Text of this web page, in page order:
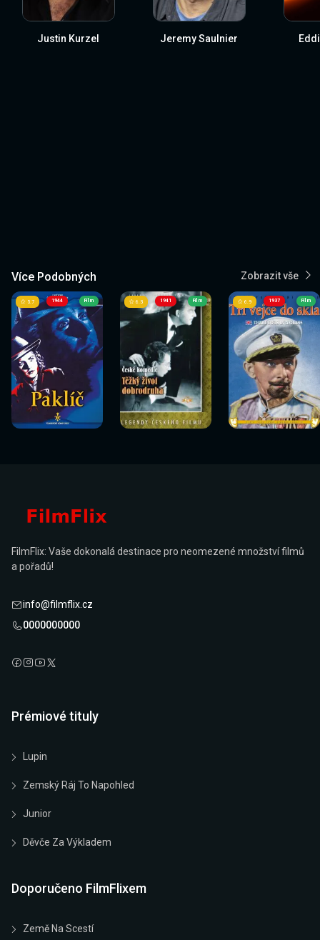
Justin Kurzel Jeremy Saulnier
Více Podobných Zobrazit vše
1944
Sledovat
nyní
5.7 Film
Sledovat
nyní
1941
Sledovat
nyní
6.3 Film
Sledovat
nyní
1937
Sledovat
nyní
6.9 Film
Sledovat
nyní
FilmFlix: Vaše dokonalá destinace pro neomezené množství filmů
a pořadů!
info@filmflix.cz
0000000000
Prémiové tituly
Lupin
Zemský Ráj To Napohled
Junior
Děvče Za Výkladem
Doporučeno FilmFlixem
Země Na Scestí